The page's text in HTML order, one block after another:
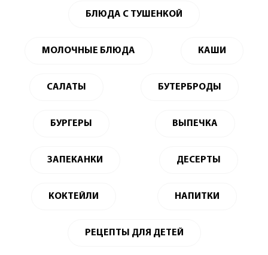
БЛЮДА С ТУШЕНКОЙ
МОЛОЧНЫЕ БЛЮДА КАШИ
САЛАТЫ БУТЕРБРОДЫ
БУРГЕРЫ ВЫПЕЧКА
ЗАПЕКАНКИ ДЕСЕРТЫ
КОКТЕЙЛИ НАПИТКИ
РЕЦЕПТЫ ДЛЯ ДЕТЕЙ